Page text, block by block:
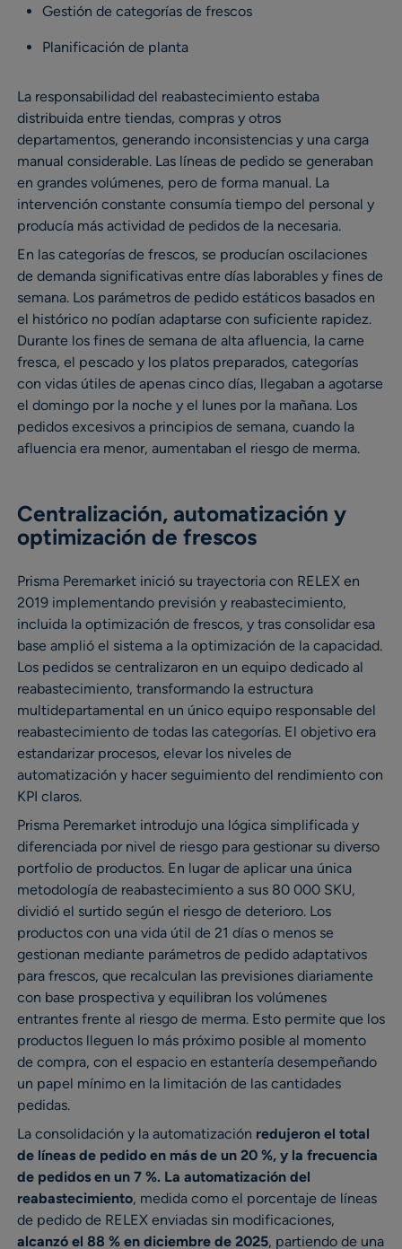
Gestión de categorías de frescos
Planificación de planta
La responsabilidad del reabastecimiento estaba
distribuida entre tiendas, compras y otros
departamentos, generando inconsistencias y una carga
manual considerable. Las líneas de pedido se generaban
en grandes volúmenes, pero de forma manual. La
intervención constante consumía tiempo del personal y
producía más actividad de pedidos de la necesaria.
En las categorías de frescos, se producían oscilaciones
de demanda significativas entre días laborables y fines de
semana. Los parámetros de pedido estáticos basados en
el histórico no podían adaptarse con suficiente rapidez.
Durante los fines de semana de alta afluencia, la carne
fresca, el pescado y los platos preparados, categorías
con vidas útiles de apenas cinco días, llegaban a agotarse
el domingo por la noche y el lunes por la mañana. Los
pedidos excesivos a principios de semana, cuando la
afluencia era menor, aumentaban el riesgo de merma.
Centralización, automatización y
optimización de frescos
Prisma Peremarket inició su trayectoria con RELEX en
2019 implementando previsión y reabastecimiento,
incluida la optimización de frescos, y tras consolidar esa
base amplió el sistema a la optimización de la capacidad.
Los pedidos se centralizaron en un equipo dedicado al
reabastecimiento, transformando la estructura
multidepartamental en un único equipo responsable del
reabastecimiento de todas las categorías. El objetivo era
estandarizar procesos, elevar los niveles de
automatización y hacer seguimiento del rendimiento con
KPI claros.
Prisma Peremarket introdujo una lógica simplificada y
diferenciada por nivel de riesgo para gestionar su diverso
portfolio de productos. En lugar de aplicar una única
metodología de reabastecimiento a sus 80 000 SKU,
dividió el surtido según el riesgo de deterioro. Los
productos con una vida útil de 21 días o menos se
gestionan mediante parámetros de pedido adaptativos
para frescos, que recalculan las previsiones diariamente
con base prospectiva y equilibran los volúmenes
entrantes frente al riesgo de merma. Esto permite que los
productos lleguen lo más próximo posible al momento
de compra, con el espacio en estantería desempeñando
un papel mínimo en la limitación de las cantidades
pedidas.
La consolidación y la automatización redujeron el total
de líneas de pedido en más de un 20 %, y la frecuencia
de pedidos en un 7 %. La automatización del
reabastecimiento, medida como el porcentaje de líneas
de pedido de RELEX enviadas sin modificaciones,
alcanzó el 88 % en diciembre de 2025, partiendo de una